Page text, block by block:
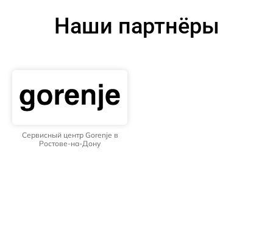
Наши партнёры
Сервисный центр Gorenje в
Ростове-на-Дону